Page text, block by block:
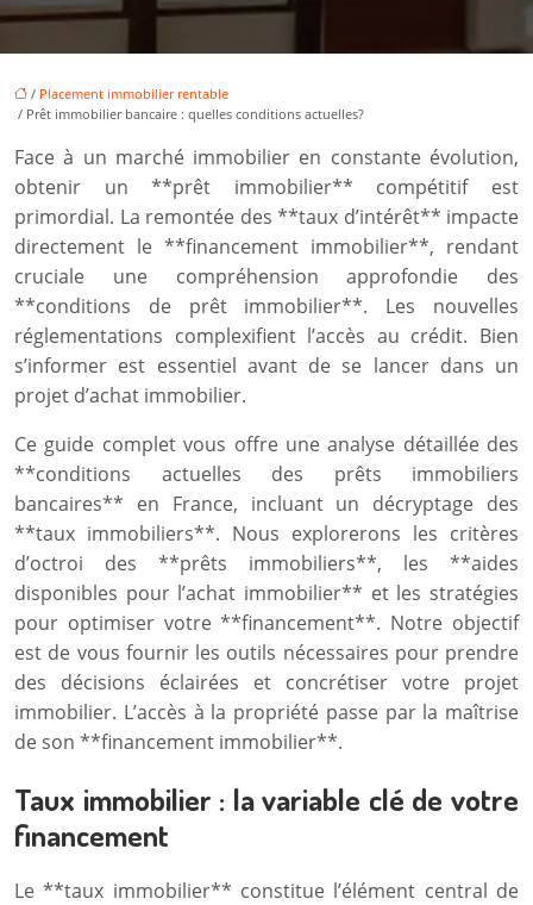
/ Placement immobilier rentable
/ Prêt immobilier bancaire : quelles conditions actuelles?
Face à un marché immobilier en constante évolution,
obtenir un **prêt immobilier** compétitif est
primordial. La remontée des **taux d’intérêt** impacte
directement le **financement immobilier**, rendant
cruciale une compréhension approfondie des
**conditions de prêt immobilier**. Les nouvelles
réglementations complexifient l’accès au crédit. Bien
s’informer est essentiel avant de se lancer dans un
projet d’achat immobilier.
Ce guide complet vous offre une analyse détaillée des
**conditions actuelles des prêts immobiliers
bancaires** en France, incluant un décryptage des
**taux immobiliers**. Nous explorerons les critères
d’octroi des **prêts immobiliers**, les **aides
disponibles pour l’achat immobilier** et les stratégies
pour optimiser votre **financement**. Notre objectif
est de vous fournir les outils nécessaires pour prendre
des décisions éclairées et concrétiser votre projet
immobilier. L’accès à la propriété passe par la maîtrise
de son **financement immobilier**.
Taux immobilier : la variable clé de votre
financement
Le **taux immobilier** constitue l’élément central de